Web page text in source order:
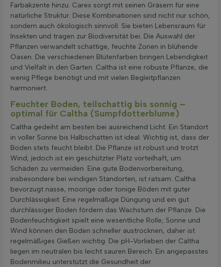
Farbakzente hinzu. Carex sorgt mit seinen Gräsern für eine
natürliche Struktur. Diese Kombinationen sind nicht nur schön,
sondern auch ökologisch sinnvoll. Sie bieten Lebensraum für
Insekten und tragen zur Biodiversität bei. Die Auswahl der
Pflanzen verwandelt schattige, feuchte Zonen in blühende
Oasen. Die verschiedenen Blütenfarben bringen Lebendigkeit
und Vielfalt in den Garten. Caltha ist eine robuste Pflanze, die
wenig Pflege benötigt und mit vielen Begleitpflanzen
harmoniert.
Feuchter Boden, teilschattig bis sonnig –
optimal für Caltha (Sumpfdotterblume)
Caltha gedeiht am besten bei ausreichend Licht. Ein Standort
in voller Sonne bis Halbschatten ist ideal. Wichtig ist, dass der
Boden stets feucht bleibt. Die Pflanze ist robust und trotzt
Wind, jedoch ist ein geschützter Platz vorteilhaft, um
Schäden zu vermeiden. Eine gute Bodenvorbereitung,
insbesondere bei windigen Standorten, ist ratsam. Caltha
bevorzugt nasse, moorige oder tonige Böden mit guter
Durchlässigkeit. Eine regelmäßige Düngung und ein gut
durchlässiger Boden fördern das Wachstum der Pflanze. Die
Bodenfeuchtigkeit spielt eine wesentliche Rolle; Sonne und
Wind können den Boden schneller austrocknen, daher ist
regelmäßiges Gießen wichtig. Die pH-Vorlieben der Caltha
liegen im neutralen bis leicht sauren Bereich. Ein angepasstes
Bodenmilieu unterstützt die Gesundheit der